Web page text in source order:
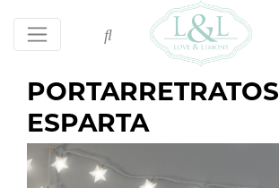
PORTARRETRATOS
ESPARTA